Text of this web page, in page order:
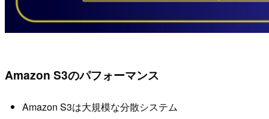
Amazon S3のパフォーマンス
Amazon S3は大規模な分散システム